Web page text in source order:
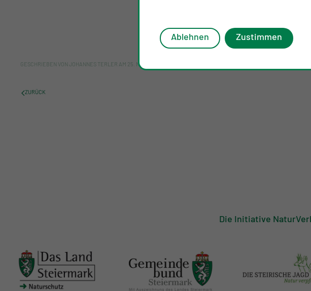
GESCHRIEBEN VON JOHANNES TERLER AM 25. NOVEMBER 2025
ZURÜCK
Die Initiative
Ablehnen Zustimmen